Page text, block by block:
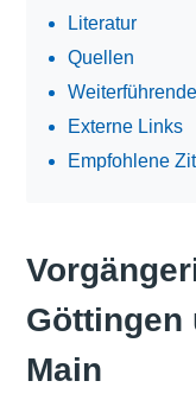
Literatur
Quellen
Externe Links
Empfohlene
Göttingen
Main